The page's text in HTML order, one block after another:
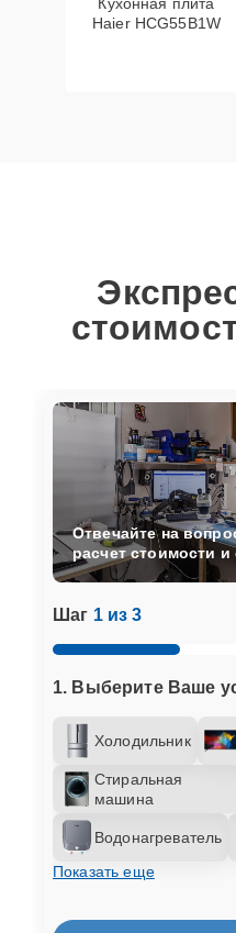
Haier HCG55B1W
Шаг 1 из 3
1. Выберите Ваше
Холодильник
Стиральная
машина
Водонагреватель
Показать еще
Отвечайте на
расчет стоимости и